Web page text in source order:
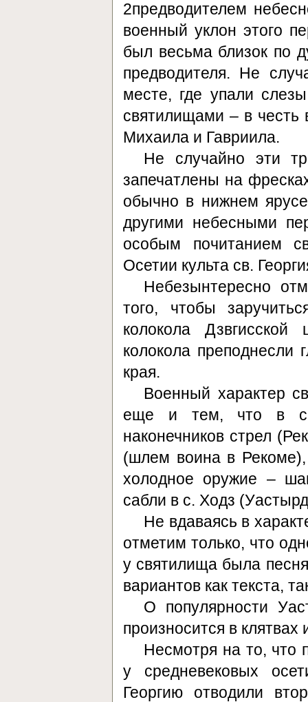
2предводителем
военный уклон этого
был весьма близок по
предводителя. Не
месте, где упали
святилищами – в честь
Михаила и Гавриила.
Не случайно эти
запечатлены на
обычно в нижнем
другими небесными
особым почитанием
Осетии культа св.
Небезынтересно
того, чтобы
колокола Дзвгисской
колокола преподнесли
края.
Военный характер
еще и тем, что в
наконечников стрел
(шлем воина в
холодное оружие –
сабли в с. Ходз
Не вдаваясь в
отметим только, что
у святилища была
вариантов как текста,
О популярности
произносится в
Несмотря на то, что
у средневековых
Георгию отводили